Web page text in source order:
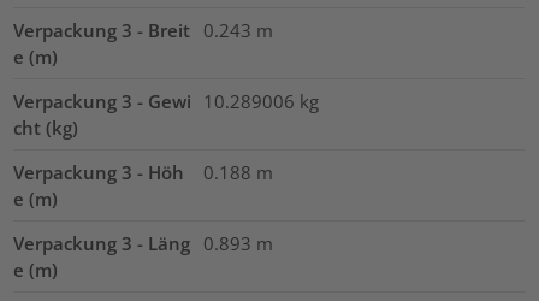
Verpackung 3 - Breit
e (m)
0.243 m
Verpackung 3 - Gewi
cht (kg)
10.289006 kg
Verpackung 3 - Höh
e (m)
0.188 m
Verpackung 3 - Läng
e (m)
0.893 m